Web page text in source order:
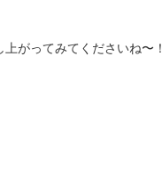
がってみてくださいね〜！